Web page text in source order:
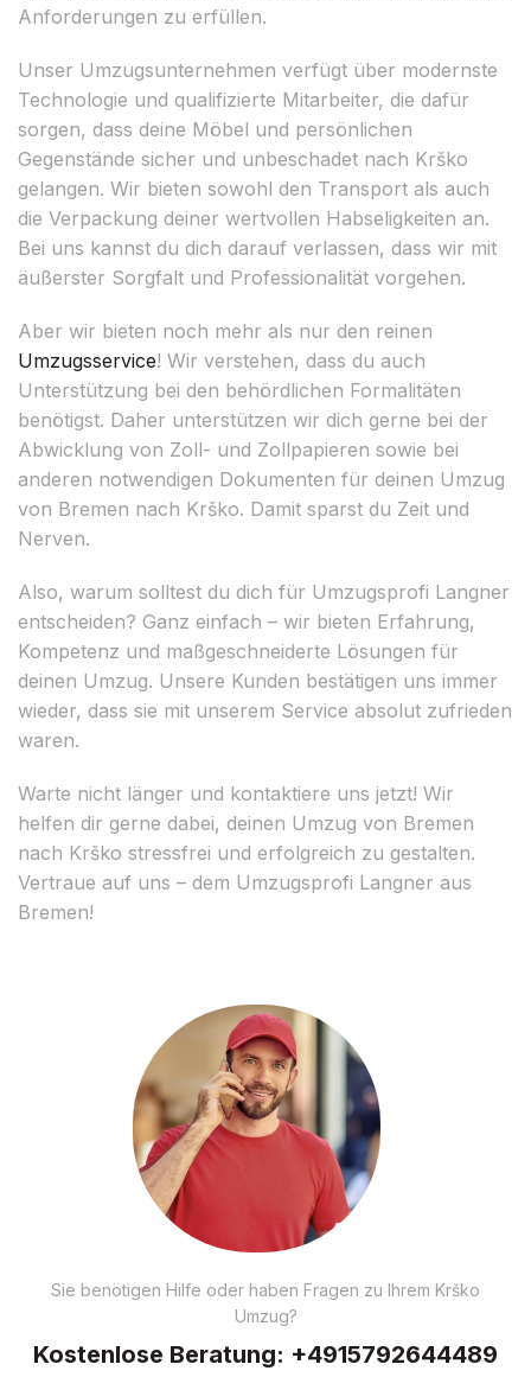
Anforderungen zu erfüllen.
Unser Umzugsunternehmen verfügt über modernste
Technologie und qualifizierte Mitarbeiter, die dafür
sorgen, dass deine Möbel und persönlichen
Gegenstände sicher und unbeschadet nach Krško
gelangen. Wir bieten sowohl den Transport als auch
die Verpackung deiner wertvollen Habseligkeiten an.
Bei uns kannst du dich darauf verlassen, dass wir mit
äußerster Sorgfalt und Professionalität vorgehen.
Aber wir bieten noch mehr als nur den reinen
Umzugsservice! Wir verstehen, dass du auch
Unterstützung bei den behördlichen Formalitäten
benötigst. Daher unterstützen wir dich gerne bei der
Abwicklung von Zoll- und Zollpapieren sowie bei
anderen notwendigen Dokumenten für deinen Umzug
von Bremen nach Krško. Damit sparst du Zeit und
Nerven.
Also, warum solltest du dich für Umzugsprofi Langner
entscheiden? Ganz einfach – wir bieten Erfahrung,
Kompetenz und maßgeschneiderte Lösungen für
deinen Umzug. Unsere Kunden bestätigen uns immer
wieder, dass sie mit unserem Service absolut zufrieden
waren.
Warte nicht länger und kontaktiere uns jetzt! Wir
helfen dir gerne dabei, deinen Umzug von Bremen
nach Krško stressfrei und erfolgreich zu gestalten.
Vertraue auf uns – dem Umzugsprofi Langner aus
Bremen!
Sie benötigen Hilfe oder haben Fragen zu Ihrem Krško
Umzug?
Kostenlose Beratung: +4915792644489